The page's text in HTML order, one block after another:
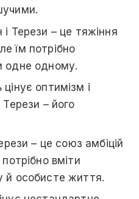
і Терези – це тяжіння
їм потрібно
одне одному.
цінує оптимізм і
Терези – його
– це союз амбіцій
вміти
й особисте життя.